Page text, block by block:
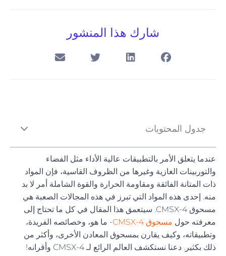
شارك هذا المنشور
جدول المحتويات
عندما يتعلق الأمر بالتطبيقات عالية الأداء مثل الفضاء
والتوربينات الغازية وغيرها من الظروف القاسية، فإن المواد
ذات المتانة الفائقة ومقاومة الحرارة والقوة الشاملة أمر لا بد
منه. إحدى هذه المواد التي تبرز في هذه المجالات الصعبة هي
مسحوق CMSX-4. سيتعمق هذا المقال في كل ما تحتاج إلى
معرفته حول مسحوق CMSX-4
- ما هو، وخصائصه الفريدة،
وتطبيقاته، وكيف يقارن بمسحوق المعادن الأخرى، وأكثر من
ذلك بكثير. دعنا نستكشف العالم الرائع لـ CMSX-4 وأقرانه!